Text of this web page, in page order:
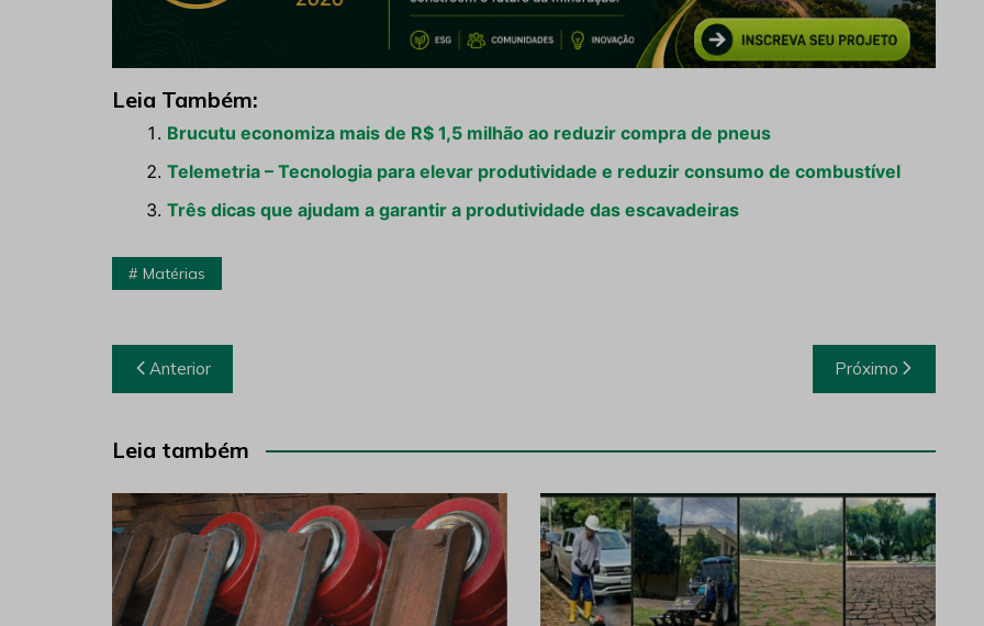
Leia Também:
Brucutu economiza mais de R$ 1,5 milhão ao reduzir compra de pneus
Telemetria – Tecnologia para elevar produtividade e reduzir consumo de combustível
Três dicas que ajudam a garantir a produtividade das escavadeiras
Matérias
Navegação
de
Post
Anterior Próximo
Leia também